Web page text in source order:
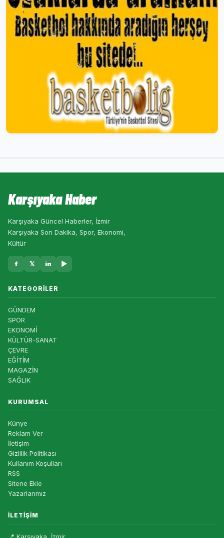
Karşıyaka Haber
Karşıyaka Güncel Haberler, İzmir
Karşıyaka Son Dakika, Spor, Ekonomi,
Kültür
f 𝕏 in ▶
KATEGORILER
GÜNDEM
SPOR
EKONOMİ
KÜLTÜR-SANAT
ÇEVRE
EĞİTİM
MAGAZİN
SAĞLIK
KURUMSAL
Künye
Reklam Ver
İletişim
Gizlilik Politikası
Kullanım Koşulları
RSS
Sitene Ekle
Yazarlarımız
İLETIŞIM